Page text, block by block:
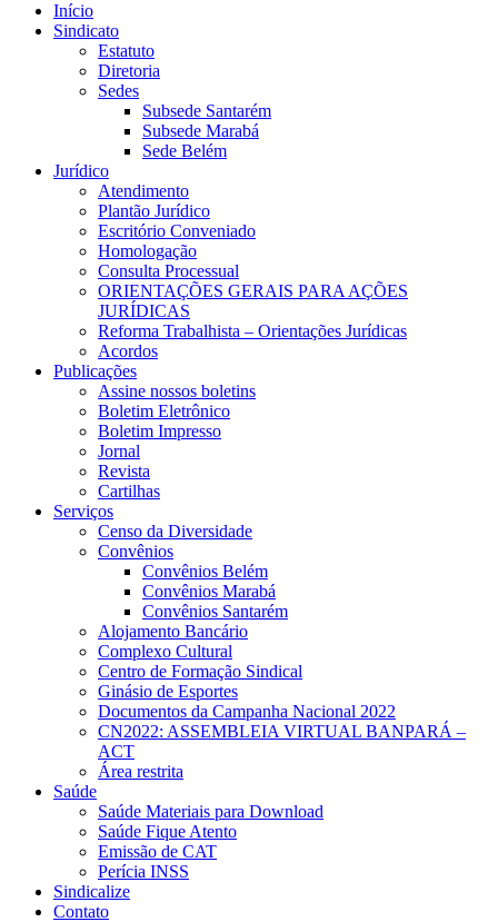
Início
Sindicato
Estatuto
Diretoria
Sedes
Subsede Santarém
Subsede Marabá
Sede Belém
Jurídico
Atendimento
Plantão Jurídico
Escritório Conveniado
Homologação
Consulta Processual
ORIENTAÇÕES GERAIS PARA AÇÕES
JURÍDICAS
Reforma Trabalhista – Orientações Jurídicas
Acordos
Publicações
Assine nossos boletins
Boletim Eletrônico
Boletim Impresso
Jornal
Revista
Cartilhas
Serviços
Censo da Diversidade
Convênios
Convênios Belém
Convênios Marabá
Convênios Santarém
Alojamento Bancário
Complexo Cultural
Centro de Formação Sindical
Ginásio de Esportes
Documentos da Campanha Nacional 2022
CN2022: ASSEMBLEIA VIRTUAL BANPARÁ –
ACT
Área restrita
Saúde
Saúde Materiais para Download
Saúde Fique Atento
Emissão de CAT
Perícia INSS
Sindicalize
Contato